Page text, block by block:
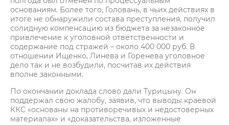
основаниям. Более того, Головань, в чьих действиях в
итоге не обнаружили состава преступления, получил
солидную компенсацию из бюджета за незаконное
привлечение к уголовной ответственности и
содержание под стражей – около 400 000 руб. В
отношении Ищенко, Линева и Горенева уголовное
дело так и не возбудили, посчитав их действия
вполне законными.
По окончании доклада слово дали Турицыну. Он
поддержал свою жалобу, заявив, что выводы краевой
ККС «основаны на противоречивых и недостоверных
материалах» и «доказательства, изложенные